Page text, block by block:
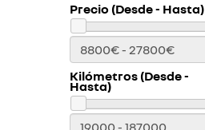
Precio (Desde - Hasta)
Kilómetros (Desde -
Hasta)